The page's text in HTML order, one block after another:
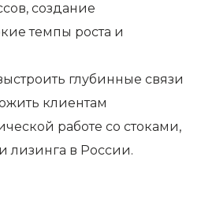
создание
темпы роста и
глубинные связи
клиентам
работе со стоками,
лизинга в России.